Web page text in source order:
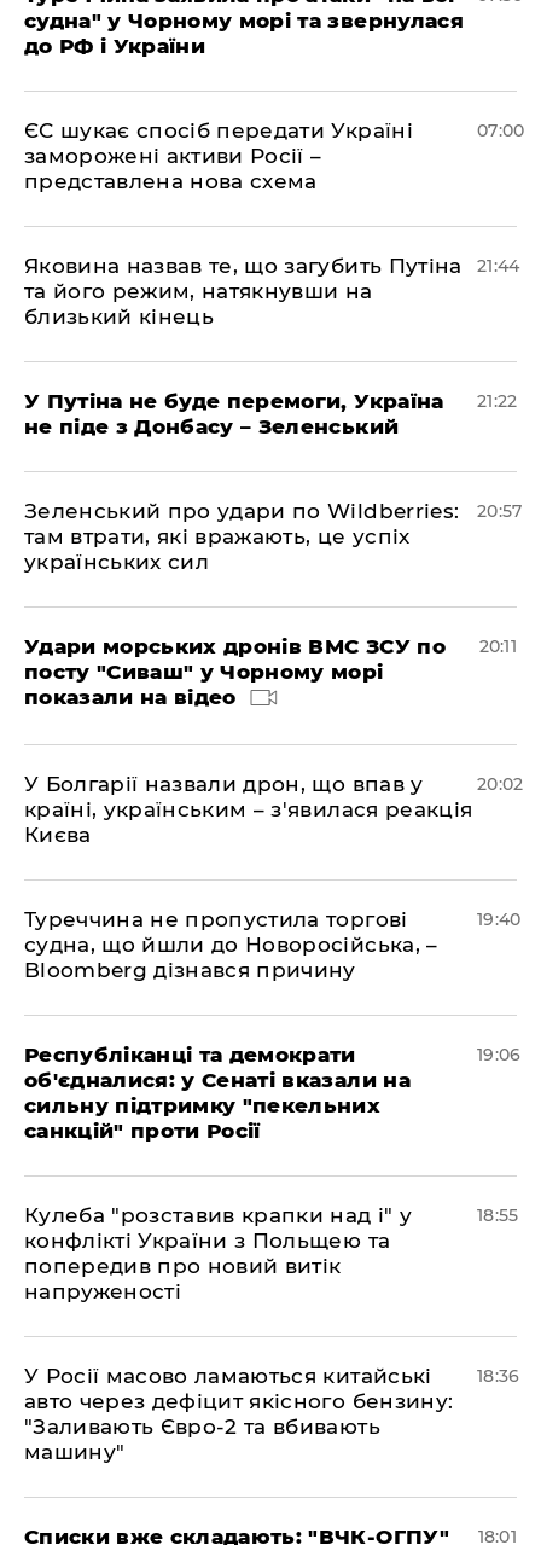
судна" у Чорному морі та звернулася
до РФ і України
ЄС шукає спосіб передати Україні
заморожені активи Росії –
представлена ​​нова схема
07:00
Яковина назвав те, що загубить Путіна
та його режим, натякнувши на
близький кінець
21:44
У Путіна не буде перемоги, Україна
не піде з Донбасу – Зеленський
21:22
Зеленський про удари по Wildberries:
там втрати, які вражають, це успіх
українських сил
20:57
Удари морських дронів ВМС ЗСУ по
посту "Сиваш" у Чорному морі
показали на відео
20:11
У Болгарії назвали дрон, що впав у
країні, українським – з'явилася реакція
Києва
20:02
Туреччина не пропустила торгові
судна, що йшли до Новоросійська, –
Bloomberg дізнався причину
19:40
Республіканці та демократи
об'єдналися: у Сенаті вказали на
сильну підтримку "пекельних
санкцій" проти Росії
19:06
Кулеба "розставив крапки над і" у
конфлікті України з Польщею та
попередив про новий витік
напруженості
18:55
У Росії масово ламаються китайські
авто через дефіцит якісного бензину:
"Заливають Євро-2 та вбивають
машину"
18:36
Списки вже складають: "ВЧК-ОГПУ"
18:01